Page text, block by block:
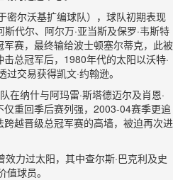
密尔沃基扩编球队），球队初期表现
代尔、阿尔万·亚当斯及保罗·韦斯特
赛，最终输给波士顿塞尔蒂克，此被
总冠军后，1980年代的太阳以沃特·
交易获得凯文·约翰逊。
在纳什与阿玛雷·斯塔德迈尔及肖恩·
重回季后赛列强，2003-04赛季更追
越晋级总冠军赛的高墙，被迫再次进
力过太阳，其中查尔斯·巴克利及史
球员。